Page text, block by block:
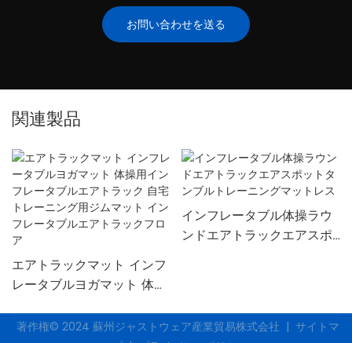
お問い合わせを送る
関連製品
エアトラックマット インフ
レータブルヨガマット 体操
ラック 自宅トレーニング用
インフレータブル体操ラウ
ンドエアトラックエアスポ
著作権© 2024 蘇州ジャストウェア産業貿易株式会社 | サイトマ